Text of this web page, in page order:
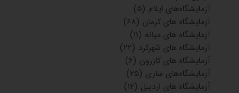
آزمایشگاه‌های ایلام (۵)
آزمایشگاه های کرمان (۶۸)
آزمایشگاه های میانه (۱۱)
آزمایشگاه های شهرکرد (۲۲)
آزمایشگاه های کازرون (۶)
آزمایشگاه‌های ساری (۲۵)
آزمایشگاه های اردبیل (۱۲)